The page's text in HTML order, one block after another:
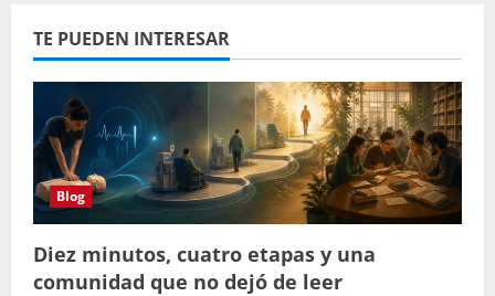
TE PUEDEN INTERESAR
Blog
Diez minutos, cuatro etapas y una
comunidad que no dejó de leer